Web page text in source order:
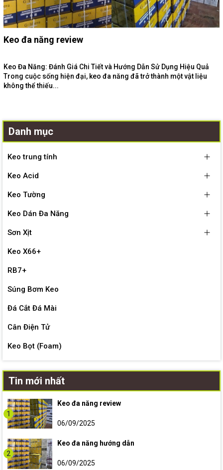
Keo đa năng review
Keo Đa Năng: Đánh Giá Chi Tiết và Hướng Dẫn Sử Dụng Hiệu Quả
Trong cuộc sống hiện đại, keo đa năng đã trở thành một vật liệu
không thể thiếu...
Danh mục
Keo trung tính
Keo Acid
Keo Tường
Keo Dán Đa Năng
Sơn Xịt
Keo X66+
RB7+
Súng Bơm Keo
Đá Cắt Đá Mài
Cân Điện Tử
Keo Bọt (Foam)
Tin mới nhất
1
Keo đa năng review
06/09/2025
2
Keo đa năng hướng dẫn
06/09/2025